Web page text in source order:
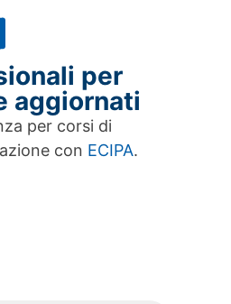
per
aggiornati
per corsi di
con ECIPA.